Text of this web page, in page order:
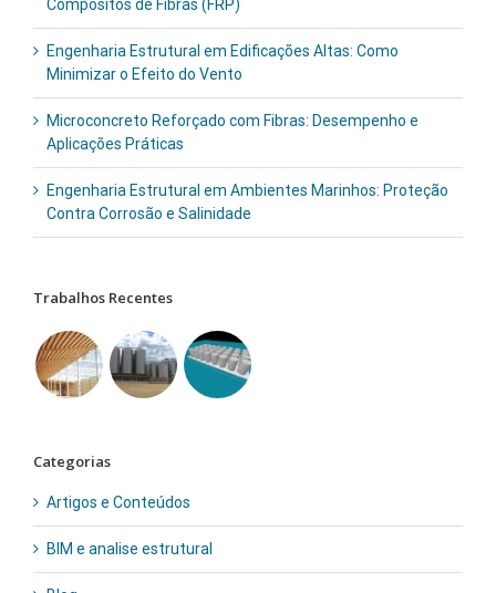
Compósitos de Fibras (FRP)
Engenharia Estrutural em Edificações Altas: Como
Minimizar o Efeito do Vento
Microconcreto Reforçado com Fibras: Desempenho e
Aplicações Práticas
Engenharia Estrutural em Ambientes Marinhos: Proteção
Contra Corrosão e Salinidade
Trabalhos Recentes
Categorias
Artigos e Conteúdos
BIM e analise estrutural